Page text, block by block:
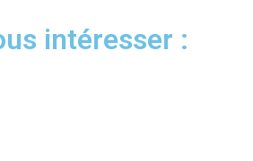
intéresser :